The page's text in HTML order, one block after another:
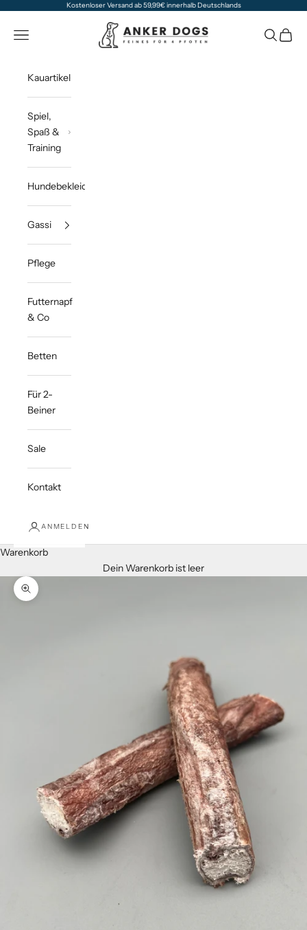
Zum Inhalt springenKostenloser Versand ab 59,99€ innerhalb Deutschlands
Anker Dogs
Navigationsmenü öffnen Suche
Kauartikel
Spiel,
Spaß &
Training
Hundebekleidung
Gassi
Pflege
Futternapf
& Co
Betten
Für 2-
Beiner
Sale
Kontakt
ANMELDEN
Warenkorb
Dein Warenkorb ist leer
Bild vergrößern